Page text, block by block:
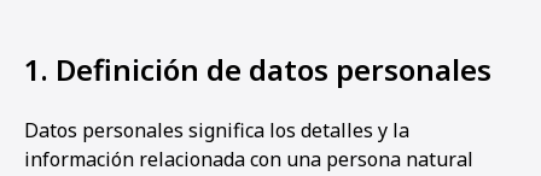
1. Definición de datos personales
Datos personales significa los detalles y la
información relacionada con una persona natural